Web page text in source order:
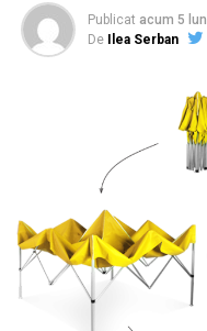
Publicat acum 5
De
Ilea Serban